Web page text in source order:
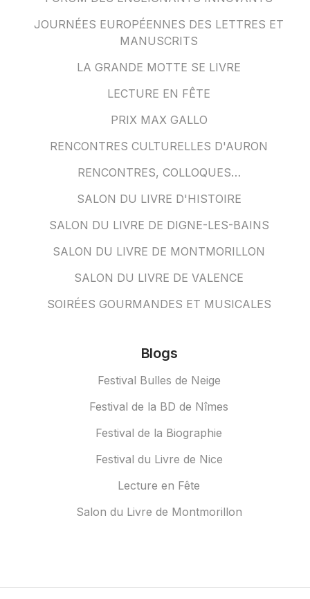
JOURNÉES EUROPÉENNES DES LETTRES ET
MANUSCRITS
LA GRANDE MOTTE SE LIVRE
LECTURE EN FÊTE
PRIX MAX GALLO
RENCONTRES CULTURELLES D'AURON
RENCONTRES, COLLOQUES…
SALON DU LIVRE D'HISTOIRE
SALON DU LIVRE DE DIGNE-LES-BAINS
SALON DU LIVRE DE MONTMORILLON
SALON DU LIVRE DE VALENCE
SOIRÉES GOURMANDES ET MUSICALES
Blogs
Festival Bulles de Neige
Festival de la BD de Nîmes
Festival de la Biographie
Festival du Livre de Nice
Lecture en Fête
Salon du Livre de Montmorillon